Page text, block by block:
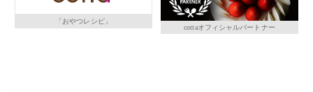
「おやつレシピ」
cottaオフィシャルパートナー